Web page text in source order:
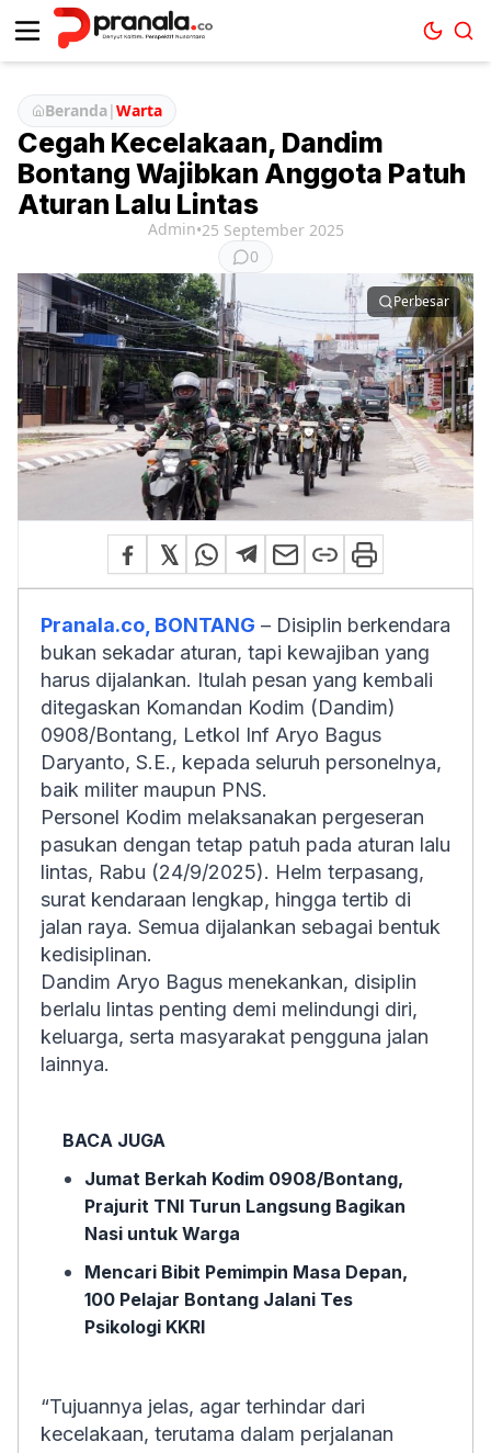
Beranda|Warta
Cegah Kecelakaan, Dandim
Bontang Wajibkan Anggota Patuh
Aturan Lalu Lintas
Admin•25 September 2025
0
Perbesar
Pranala.co, BONTANG – Disiplin berkendara
bukan sekadar aturan, tapi kewajiban yang
harus dijalankan. Itulah pesan yang kembali
ditegaskan Komandan Kodim (Dandim)
0908/Bontang, Letkol Inf Aryo Bagus
Daryanto, S.E., kepada seluruh personelnya,
baik militer maupun PNS.
Personel Kodim melaksanakan pergeseran
pasukan dengan tetap patuh pada aturan lalu
lintas, Rabu (24/9/2025). Helm terpasang,
surat kendaraan lengkap, hingga tertib di
jalan raya. Semua dijalankan sebagai bentuk
kedisiplinan.
Dandim Aryo Bagus menekankan, disiplin
berlalu lintas penting demi melindungi diri,
keluarga, serta masyarakat pengguna jalan
lainnya.
BACA JUGA
Jumat Berkah Kodim 0908/Bontang,
Prajurit TNI Turun Langsung Bagikan
Nasi untuk Warga
Mencari Bibit Pemimpin Masa Depan,
100 Pelajar Bontang Jalani Tes
Psikologi KKRI
“Tujuannya jelas, agar terhindar dari
kecelakaan, terutama dalam perjalanan